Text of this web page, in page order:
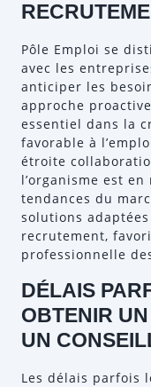
Pôle Emploi se
avec les
anticiper les
approche
essentiel dans la
favorable à
étroite
l’organisme est
tendances du
solutions
recrutement,
professionnelle
DÉLAIS
OBTENIR
UN
Les délais parfois